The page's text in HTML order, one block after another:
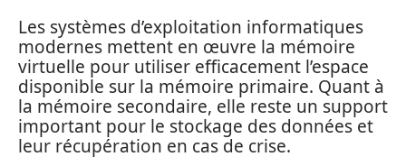
Les systèmes d’exploitation informatiques
modernes mettent en œuvre la mémoire
virtuelle pour utiliser efficacement l’espace
disponible sur la mémoire primaire. Quant à
la mémoire secondaire, elle reste un support
important pour le stockage des données et
leur récupération en cas de crise.